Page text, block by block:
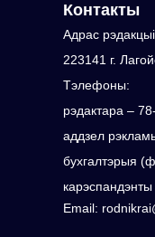
Контакты
Адрас
223141 г.
Тэлефоны:
рэдактара –
аддзел
бухгалтэрыя
Email: